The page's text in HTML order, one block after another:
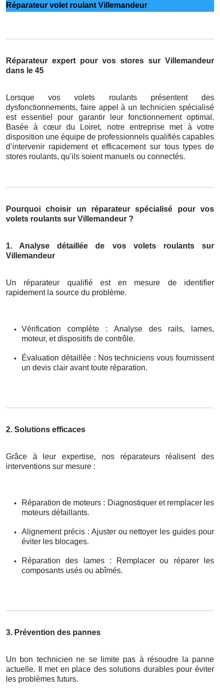
Réparateur volet roulant Villemandeur
Réparateur expert pour vos stores sur Villemandeur
dans le 45
Lorsque vos volets roulants présentent des
dysfonctionnements, faire appel à un technicien spécialisé
est essentiel pour garantir leur fonctionnement optimal.
Basée à cœur du Loiret, notre entreprise met à votre
disposition une équipe de professionnels qualifiés capables
d’intervenir rapidement et efficacement sur tous types de
stores roulants, qu’ils soient manuels ou connectés.
Pourquoi choisir un réparateur spécialisé pour vos
volets roulants sur Villemandeur ?
1. Analyse détaillée de vos volets roulants sur
Villemandeur
Un réparateur qualifié est en mesure de identifier
rapidement la source du problème.
Vérification complète : Analyse des rails, lames,
moteur, et dispositifs de contrôle.
Évaluation détaillée : Nos techniciens vous fournissent
un devis clair avant toute réparation.
2. Solutions efficaces
Grâce à leur expertise, nos réparateurs réalisent des
interventions sur mesure :
Réparation de moteurs : Diagnostiquer et remplacer les
moteurs défaillants.
Alignement précis : Ajuster ou nettoyer les guides pour
éviter les blocages.
Réparation des lames : Remplacer ou réparer les
composants usés ou abîmés.
3. Prévention des pannes
Un bon technicien ne se limite pas à résoudre la panne
actuelle. Il met en place des solutions durables pour éviter
les problèmes futurs.